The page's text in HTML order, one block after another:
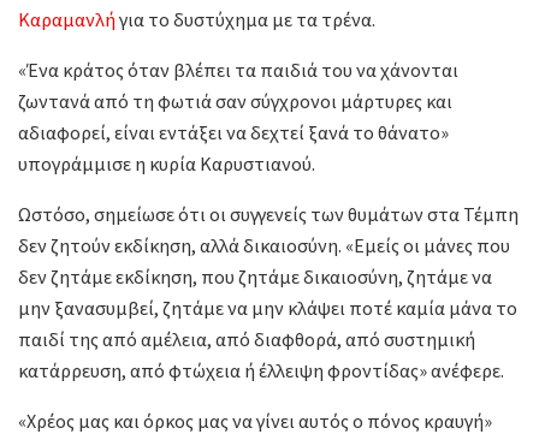
Καραμανλήγια το δυστύχημα με τα τρένα.
«Ένα κράτος όταν βλέπει τα παιδιά του να χάνονται
ζωντανά από τη φωτιά σαν σύγχρονοι μάρτυρες και
αδιαφορεί, είναι εντάξει να δεχτεί ξανά το θάνατο»
υπογράμμισε η κυρία Καρυστιανού.
Ωστόσο, σημείωσε ότι οι συγγενείς των θυμάτων στα Τέμπη
δεν ζητούν εκδίκηση, αλλά δικαιοσύνη. «Εμείς οι μάνες που
δεν ζητάμε εκδίκηση, που ζητάμε δικαιοσύνη, ζητάμε να
μην ξανασυμβεί, ζητάμε να μην κλάψει ποτέ καμία μάνα το
παιδί της από αμέλεια, από διαφθορά, από συστημική
κατάρρευση, από φτώχεια ή έλλειψη φροντίδας» ανέφερε.
«Χρέος μας και όρκος μας να γίνει αυτός ο πόνος κραυγή»